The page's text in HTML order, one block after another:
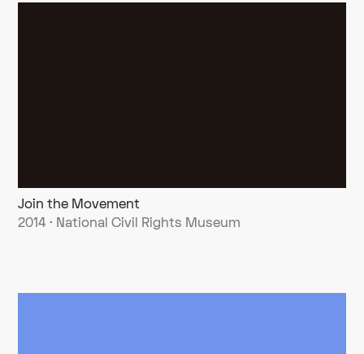
Join the Movement
2014 · National Civil Rights Museum